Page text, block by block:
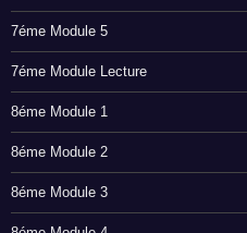
7éme Module 5
7éme Module Lecture
8éme Module 1
8éme Module 2
8éme Module 3